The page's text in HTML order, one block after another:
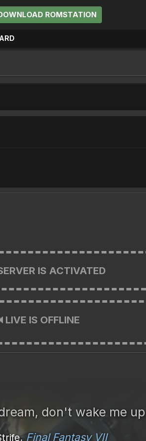
ROMSTATION
IS ACTIVATED
LIVE IS OFFLINE
don't wake me
Final Fantasy VII